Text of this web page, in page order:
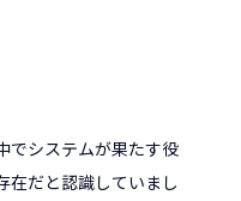
でシステムが果たす役
在だと認識していまし